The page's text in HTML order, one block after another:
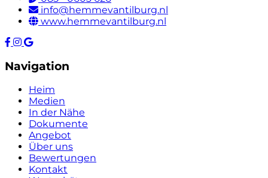
info@hemmevantilburg.nl
www.hemmevantilburg.nl
Navigation
Heim
Medien
In der Nähe
Dokumente
Angebot
Über uns
Bewertungen
Kontakt